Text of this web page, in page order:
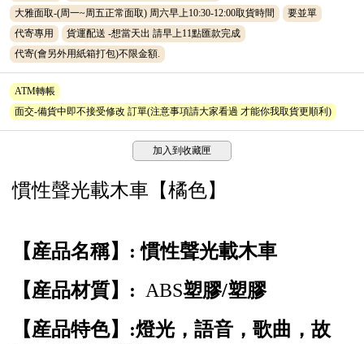
大雅面取-(周一~周五正常面取) 周六早上10:30-12:00取貨時間
要並單
代寄專用
貨運配送 -想當天出 請早上11點匯款完成
代寄(會另外用紙箱打包)不限金額.
ATM轉帳
面交-備貨中即不接受修改 訂單(注意事項請大家看過 才能你我取貨更順利)
加入到收藏匣
慣性聲光載木車【橘色】
【産品名稱】 :慣性聲光載木車
【産品材質】 : ABS塑膠/塑膠
【産品特色】 :燈光，語音，歌曲，故